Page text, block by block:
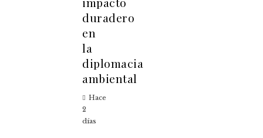
duradero
en
la
diplomacia
ambiental
Hace
2
días